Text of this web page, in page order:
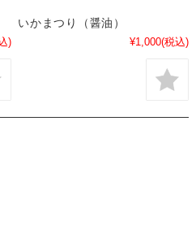
)
いかまつり（醤油）
¥1,000(税込)